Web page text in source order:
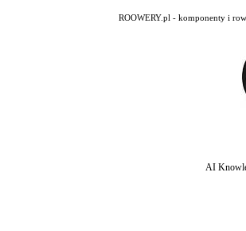
ROOWERY.pl - komponenty i
AI